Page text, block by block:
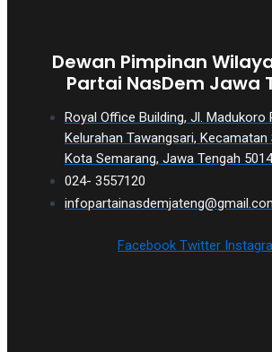
Dewan Pimpinan
Partai NasDem Jawa
Royal Office Building, Jl. Madukoro
Kelurahan Tawangsari, Kecamatan
Kota Semarang, Jawa Tengah
024- 3557120
Facebook Twitter